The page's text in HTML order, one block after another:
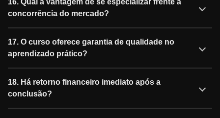
16. Qual a vantagem de se especializar frente à
concorrência do mercado?
17. O curso oferece garantia de qualidade no
aprendizado prático?
18. Há retorno financeiro imediato após a
conclusão?